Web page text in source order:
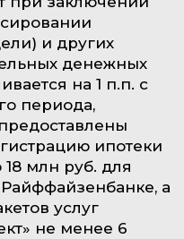
и других
денежных
на 1 п.п. с
периода,
ипотеки
млн руб. для
а
услуг
не менее 6